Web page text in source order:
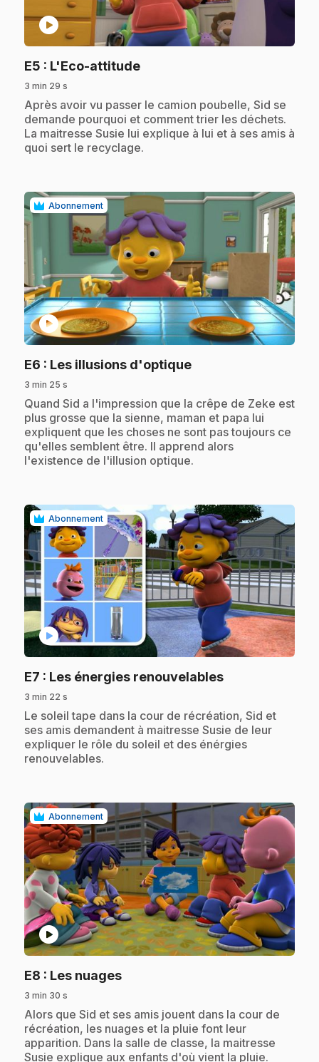
play_circle
E5 : L'Eco-attitude.
3 min 29 s
.Après avoir vu passer le camion poubelle, Sid se
demande pourquoi et comment trier les déchets.
La maitresse Susie lui explique à lui et à ses amis à
quoi sert le recyclage.
Abonnement
play_circle
E6 : Les illusions d'optique.
3 min 25 s
.Quand Sid a l'impression que la crêpe de Zeke est
plus grosse que la sienne, maman et papa lui
expliquent que les choses ne sont pas toujours ce
qu'elles semblent être. Il apprend alors
l'existence de l'illusion optique.
Abonnement
play_circle
E7 : Les énergies renouvelables.
3 min 22 s
.Le soleil tape dans la cour de récréation, Sid et
ses amis demandent à maitresse Susie de leur
expliquer le rôle du soleil et des énérgies
renouvelables.
Abonnement
play_circle
E8 : Les nuages.
3 min 30 s
.Alors que Sid et ses amis jouent dans la cour de
récréation, les nuages et la pluie font leur
apparition. Dans la salle de classe, la maitresse
Susie explique aux enfants d'où vient la pluie.